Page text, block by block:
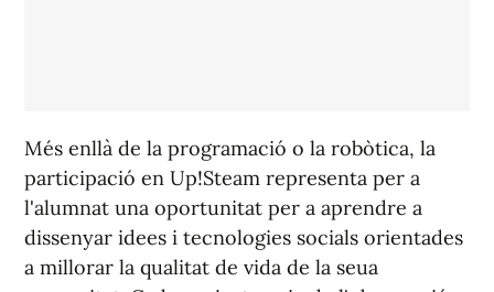
Més enllà de la programació o la robòtica, la
participació en Up!Steam representa per a
l'alumnat una oportunitat per a aprendre a
dissenyar idees i tecnologies socials orientades
a millorar la qualitat de vida de la seua